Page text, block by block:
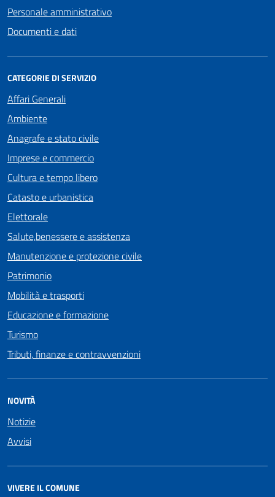
Personale amministrativo
Documenti e dati
CATEGORIE DI SERVIZIO
Affari Generali
Ambiente
Anagrafe e stato civile
Imprese e commercio
Cultura e tempo libero
Catasto e urbanistica
Elettorale
Salute,benessere e assistenza
Manutenzione e protezione civile
Patrimonio
Mobilità e trasporti
Educazione e formazione
Turismo
Tributi, finanze e contravvenzioni
NOVITÀ
Notizie
Avvisi
VIVERE IL COMUNE